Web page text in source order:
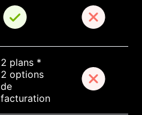
2 plans *
2 options
de
facturation